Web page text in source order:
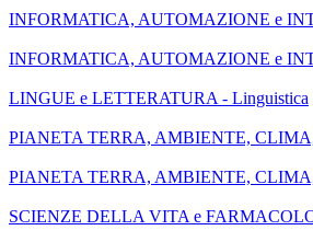
INFORMATICA, AUTOMAZIONE e
INFORMATICA, AUTOMAZIONE e
LINGUE e LETTERATURA - Linguistica
PIANETA TERRA, AMBIENTE,
PIANETA TERRA, AMBIENTE,
SCIENZE DELLA VITA e